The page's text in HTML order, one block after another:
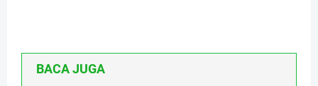
BACA JUGA